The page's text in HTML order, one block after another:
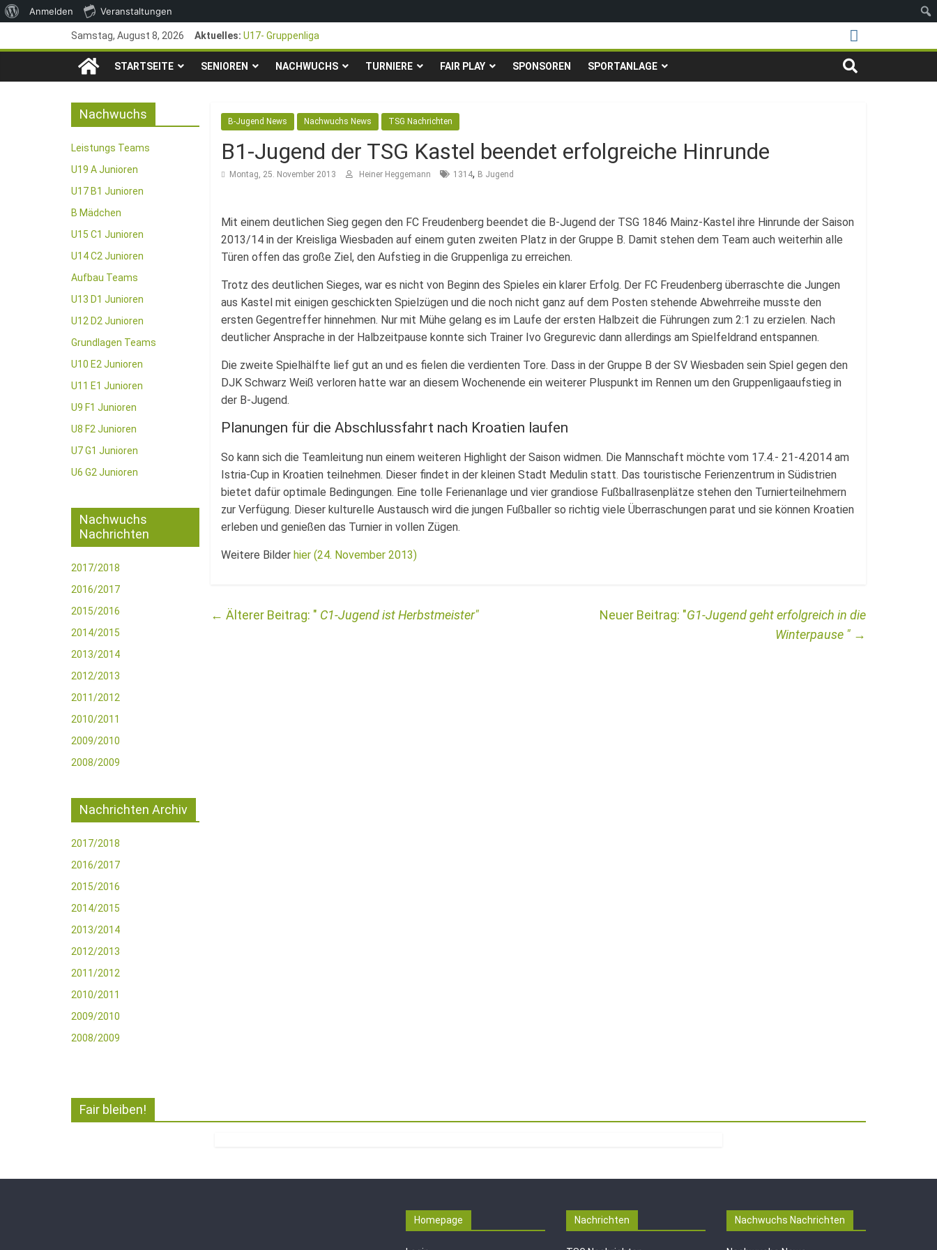
Über
Anmelden Veranstaltungen
Inhalt
Samstag, August 8, 2026 Aktuelles: U17- Gruppenliga
*U17-Junioren steigen in die Gruppenliga auf*
47. Otto Walter Pfingstturnier der TSG Kastel
1. Mai – Charity-Fußballturnier für Hobbymannschaften
TSG
1846
e.V.
Mainz-
Kastel
STARTSEITE SENIOREN NACHWUCHS TURNIERE FAIR PLAY SPONSOREN SPORTANLAGE
B-Jugend News Nachwuchs News TSG Nachrichten
B1-Jugend der TSG Kastel beendet erfolgreiche Hinrunde
Montag, 25. November 2013 Heiner Heggemann 1314, B Jugend
Mit einem deutlichen Sieg gegen den FC Freudenberg beendet die B-Jugend der TSG 1846 Mainz-Kastel ihre Hinrunde der Saison
2013/14 in der Kreisliga Wiesbaden auf einem guten zweiten Platz in der Gruppe B. Damit stehen dem Team auch weiterhin alle
Türen offen das große Ziel, den Aufstieg in die Gruppenliga zu erreichen.
Trotz des deutlichen Sieges, war es nicht von Beginn des Spieles ein klarer Erfolg. Der FC Freudenberg überraschte die Jungen
aus Kastel mit einigen geschickten Spielzügen und die noch nicht ganz auf dem Posten stehende Abwehrreihe musste den
ersten Gegentreffer hinnehmen. Nur mit Mühe gelang es im Laufe der ersten Halbzeit die Führungen zum 2:1 zu erzielen. Nach
deutlicher Ansprache in der Halbzeitpause konnte sich Trainer Ivo Gregurevic dann allerdings am Spielfeldrand entspannen.
Die zweite Spielhälfte lief gut an und es fielen die verdienten Tore. Dass in der Gruppe B der SV Wiesbaden sein Spiel gegen den
DJK Schwarz Weiß verloren hatte war an diesem Wochenende ein weiterer Pluspunkt im Rennen um den Gruppenligaaufstieg in
der B-Jugend.
Planungen für die Abschlussfahrt nach Kroatien laufen
So kann sich die Teamleitung nun einem weiteren Highlight der Saison widmen. Die Mannschaft möchte vom 17.4.- 21-4.2014 am
Istria-Cup in Kroatien teilnehmen. Dieser findet in der kleinen Stadt Medulin statt. Das touristische Ferienzentrum in Südistrien
bietet dafür optimale Bedingungen. Eine tolle Ferienanlage und vier grandiose Fußballrasenplätze stehen den Turnierteilnehmern
zur Verfügung. Dieser kulturelle Austausch wird die jungen Fußballer so richtig viele Überraschungen parat und sie können Kroatien
erleben und genießen das Turnier in vollen Zügen.
Weitere Bilder hier (24. November 2013)
← C1-Jugend ist Herbstmeister
G1-Jugend geht erfolgreich in die
Winterpause
→
Nachwuchs
Leistungs Teams
U19 A Junioren
U17 B1 Junioren
B Mädchen
U15 C1 Junioren
U14 C2 Junioren
Aufbau Teams
U13 D1 Junioren
U12 D2 Junioren
Grundlagen Teams
U10 E2 Junioren
U11 E1 Junioren
U9 F1 Junioren
U8 F2 Junioren
U7 G1 Junioren
U6 G2 Junioren
Nachwuchs
Nachrichten
2017/2018
2016/2017
2015/2016
2014/2015
2013/2014
2012/2013
2011/2012
2010/2011
2009/2010
2008/2009
Nachrichten Archiv
2017/2018
2016/2017
2015/2016
2014/2015
2013/2014
2012/2013
2011/2012
2010/2011
2009/2010
2008/2009
Fair bleiben!
Homepage Nachrichten Nachwuchs Nachrichten